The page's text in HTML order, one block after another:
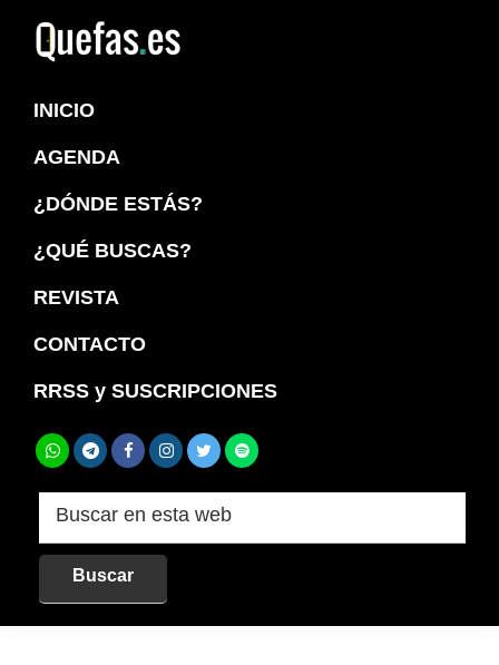
navegación
principal
principal
INICIO
AGENDA
¿DÓNDE ESTÁS?
¿QUÉ BUSCAS?
REVISTA
CONTACTO
RRSS y SUSCRIPCIONES
Buscar
web